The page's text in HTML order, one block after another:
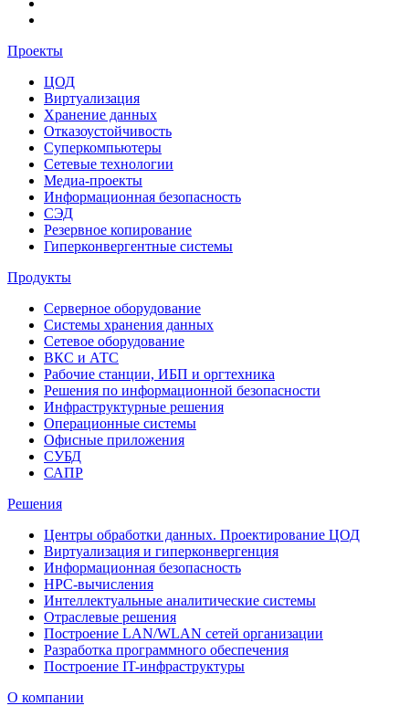
Проекты
ЦОД
Виртуализация
Хранение данных
Отказоустойчивость
Суперкомпьютеры
Сетевые технологии
Медиа-проекты
Информационная безопасность
СЭД
Резервное копирование
Гиперконвергентные системы
Продукты
Серверное оборудование
Системы хранения данных
Сетевое оборудование
ВКС и АТС
Рабочие станции, ИБП и оргтехника
Решения по информационной безопасности
Инфраструктурные решения
Операционные системы
Офисные приложения
СУБД
САПР
Решения
Центры обработки данных. Проектирование ЦОД
Виртуализация и гиперконвергенция
Информационная безопасность
HPC-вычисления
Интеллектуальные аналитические системы
Отраслевые решения
Построение LAN/WLAN сетей организации
Разработка программного обеспечения
Построение IT-инфраструктуры
О компании